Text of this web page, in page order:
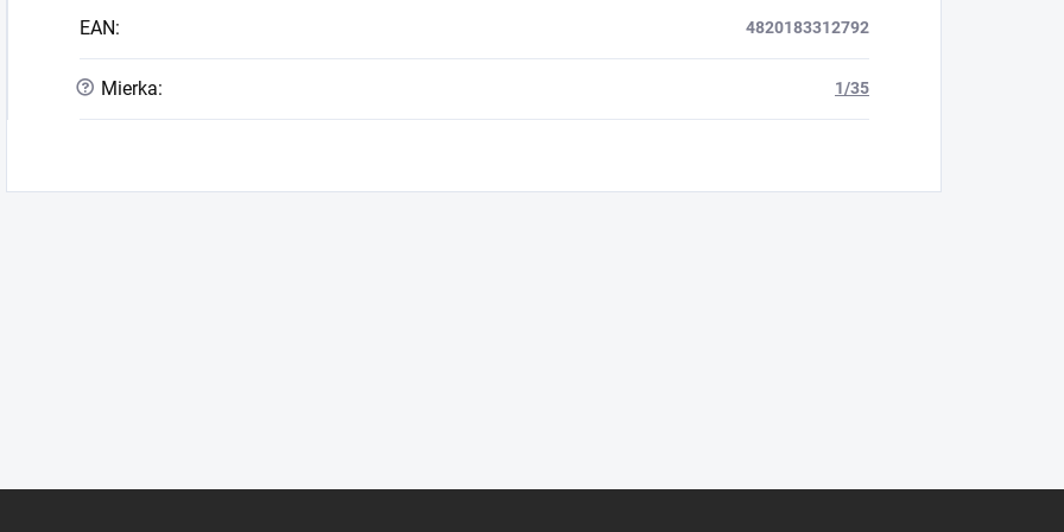
EAN: 4820183312792
? Mierka: 1/35